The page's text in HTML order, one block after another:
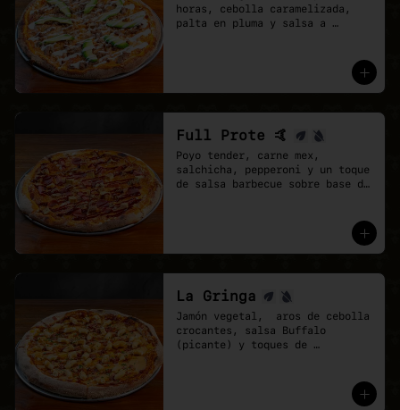
horas, cebolla caramelizada,
palta en pluma y salsa a
Full Prote 🤙
Poyo tender, carne mex,
salchicha, pepperoni y un toque
de salsa barbecue sobre base de
La Gringa
Jamón vegetal,  aros de cebolla
crocantes, salsa Buffalo
(picante) y toques de